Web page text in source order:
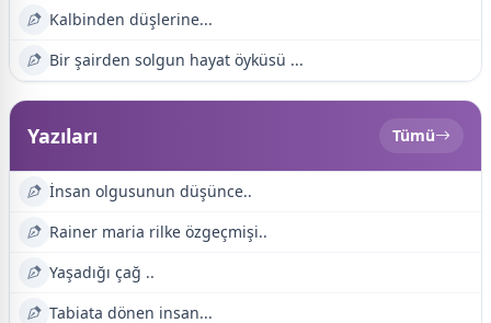
Kalbinden düşlerine...
Bir şairden solgun hayat öyküsü ...
Yazıları Tümü
İnsan olgusunun düşünce..
Rainer maria rilke özgeçmişi..
Yaşadığı çağ ..
Tabiata dönen insan...